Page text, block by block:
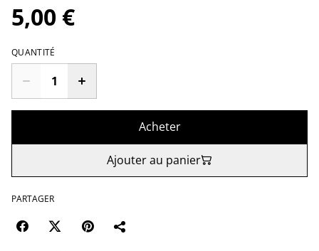
5,00 €
QUANTITÉ
Acheter
Ajouter au panier
PARTAGER